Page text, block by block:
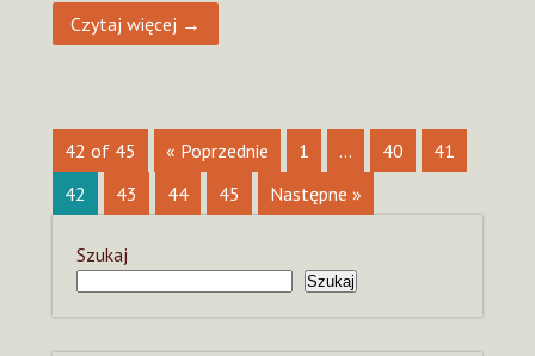
Czytaj więcej →
42 of 45 « Poprzednie 1 … 40
41
42
43 44 45 Następne »
Szukaj
Szukaj